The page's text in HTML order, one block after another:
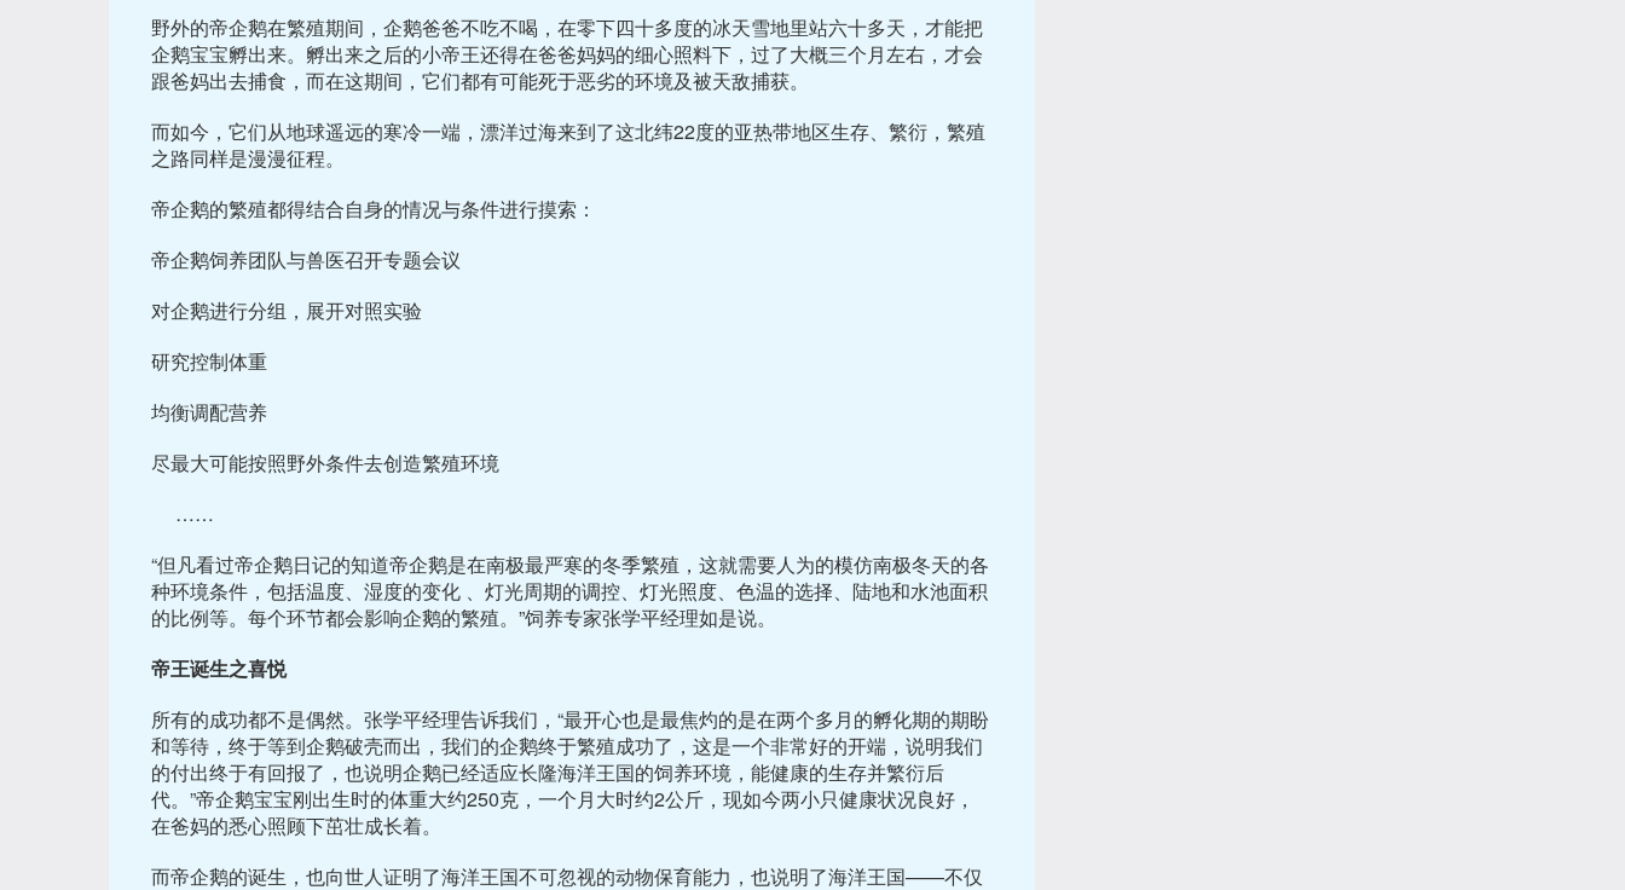
野外的帝企鹅在繁殖期间，企鹅爸爸不吃不喝，在零下四十多度的冰天雪地里站六十多天，才能把
企鹅宝宝孵出来。孵出来之后的小帝王还得在爸爸妈妈的细心照料下，过了大概三个月左右，才会
跟爸妈出去捕食，而在这期间，它们都有可能死于恶劣的环境及被天敌捕获。
而如今，它们从地球遥远的寒冷一端，漂洋过海来到了这北纬22度的亚热带地区生存、繁衍，繁殖
之路同样是漫漫征程。
帝企鹅的繁殖都得结合自身的情况与条件进行摸索：
帝企鹅饲养团队与兽医召开专题会议
对企鹅进行分组，展开对照实验
研究控制体重
均衡调配营养
尽最大可能按照野外条件去创造繁殖环境
……
“但凡看过帝企鹅日记的知道帝企鹅是在南极最严寒的冬季繁殖，这就需要人为的模仿南极冬天的各
种环境条件，包括温度、湿度的变化 、灯光周期的调控、灯光照度、色温的选择、陆地和水池面积
的比例等。每个环节都会影响企鹅的繁殖。”饲养专家张学平经理如是说。
帝王诞生之喜悦
所有的成功都不是偶然。张学平经理告诉我们，“最开心也是最焦灼的是在两个多月的孵化期的期盼
和等待，终于等到企鹅破壳而出，我们的企鹅终于繁殖成功了，这是一个非常好的开端，说明我们
的付出终于有回报了，也说明企鹅已经适应长隆海洋王国的饲养环境，能健康的生存并繁衍后
代。”帝企鹅宝宝刚出生时的体重大约250克，一个月大时约2公斤，现如今两小只健康状况良好，
在爸妈的悉心照顾下茁壮成长着。
而帝企鹅的诞生，也向世人证明了海洋王国不可忽视的动物保育能力，也说明了海洋王国——不仅